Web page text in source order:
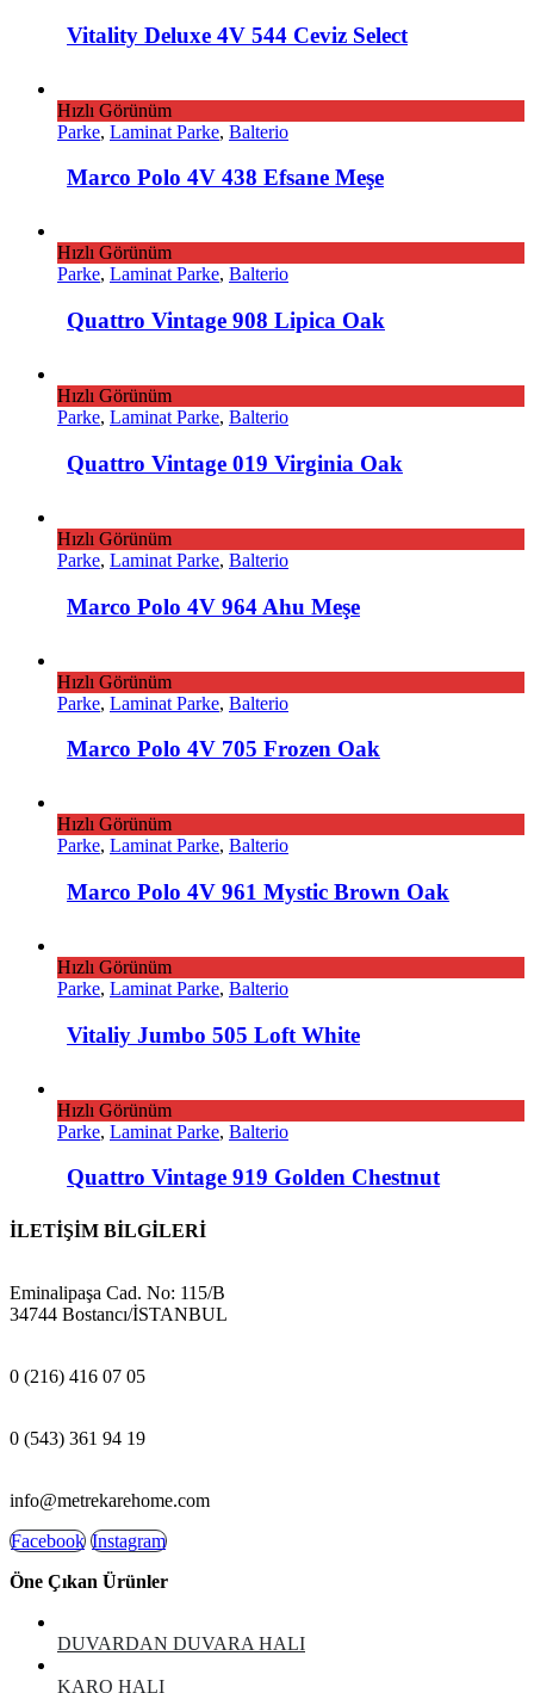
Vitality Deluxe 4V 544 Ceviz Select
Hızlı Görünüm
Parke, Laminat Parke, Balterio
Marco Polo 4V 438 Efsane Meşe
Hızlı Görünüm
Parke, Laminat Parke, Balterio
Quattro Vintage 908 Lipica Oak
Hızlı Görünüm
Parke, Laminat Parke, Balterio
Quattro Vintage 019 Virginia Oak
Hızlı Görünüm
Parke, Laminat Parke, Balterio
Marco Polo 4V 964 Ahu Meşe
Hızlı Görünüm
Parke, Laminat Parke, Balterio
Marco Polo 4V 705 Frozen Oak
Hızlı Görünüm
Parke, Laminat Parke, Balterio
Marco Polo 4V 961 Mystic Brown Oak
Hızlı Görünüm
Parke, Laminat Parke, Balterio
Vitaliy Jumbo 505 Loft White
Hızlı Görünüm
Parke, Laminat Parke, Balterio
Quattro Vintage 919 Golden Chestnut
İLETİŞİM BİLGİLERİ
Eminalipaşa Cad. No: 115/B
34744 Bostancı/İSTANBUL
0 (216) 416 07 05
0 (543) 361 94 19
info@metrekarehome.com
Facebook Instagram
Öne Çıkan Ürünler
DUVARDAN DUVARA HALI
KARO HALI